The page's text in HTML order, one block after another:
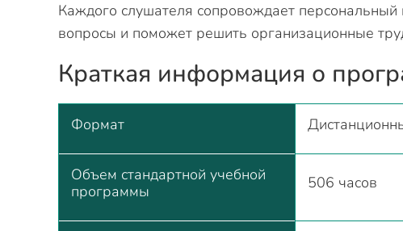
Каждого слушателя сопровождает
вопросы и поможет решить организационные
Краткая информация о
Формат
Объем стандартной учебной
программы
506 часов